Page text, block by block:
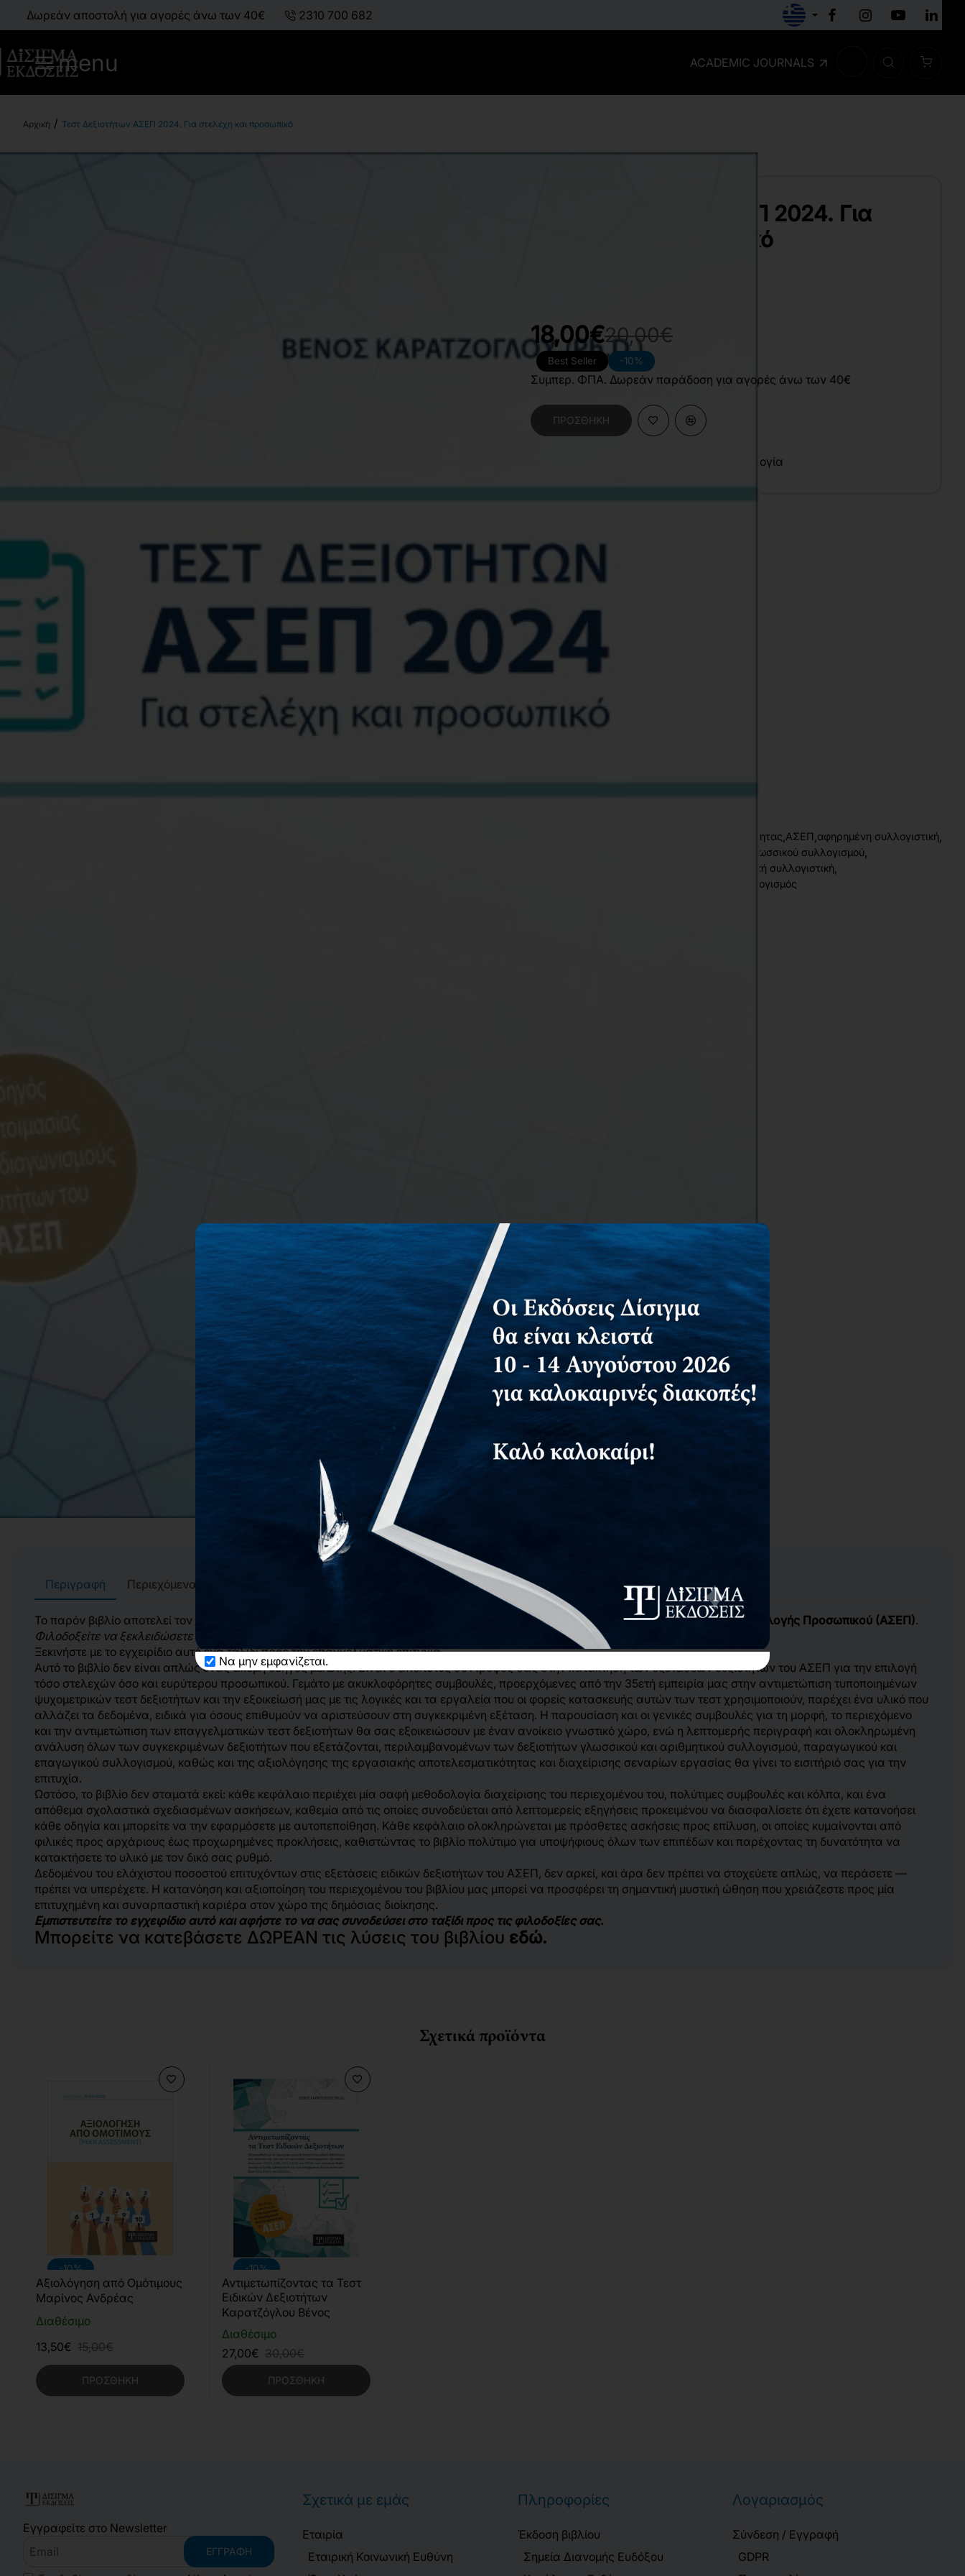
Να μην εμφανίζεται.
Δωρεάν αποστολή για αγορές άνω των 40€ 2310 700 682
menu ACADEMIC JOURNALS
Τεστ Δεξιοτήτων ΑΣΕΠ 2024. Για στελέχη και προσωπικό
Τεστ Δεξιοτήτων ΑΣΕΠ 2024. Για
στελέχη και προσωπικό
Best Seller -10%
18,00€20,00€
Συμπερ. ΦΠΑ. Δωρεάν παράδοση για αγορές άνω των 40€
ΠΡΟΣΘΉΚΗ
Ψυχολογία
Γλώσσα
Εσωτερικό Βιβλίου
Έτος Έκδοσης
Σελίδες
Συνοδευτικό Υλικό
ISBN
Αξιολόγηση εργασιακής αποτελεσματικότητας,ΑΣΕΠ,αφηρημένη συλλογιστική,
Δεξιότητες γλωσσικού συλλογισμού,
διαγραμματική συλλογιστική,
Επαγωγικός συλλογισμός
Περιγραφή Περιεχόμενα Αίτημα για δωρεάν αντίτυπο
Το παρόν βιβλίο αποτελεί τον απόλυτο οδηγό για να αντιμετωπίσετε με επιτυχία τις εξετάσεις δεξιοτήτων του Ανώτατου Συμβουλίου Επιλογής Προσωπικού (ΑΣΕΠ).
Φιλοδοξείτε να ξεκλειδώσετε πλήρως τις δυνατότητές σας και να εξασφαλίσετε την καριέρα των ονείρων σας στον δημόσιο τομέα;
Ξεκινήστε με το εγχειρίδιο αυτό ένα ταξίδι προς την επαγγελματική επιτυχία.
Αυτό το βιβλίο δεν είναι απλώς ένας ακόμη οδηγός μελέτης. Είναι ο απόλυτος σύντροφός σας στην κατάκτηση των εξετάσεων δεξιοτήτων του ΑΣΕΠ για την επιλογή
τόσο στελεχών όσο και ευρύτερου προσωπικού. Γεμάτο με ακυκλοφόρητες συμβουλές, προερχόμενες από την 35ετή εμπειρία μας στην αντιμετώπιση τυποποιημένων
ψυχομετρικών τεστ δεξιοτήτων και την εξοικείωσή μας με τις λογικές και τα εργαλεία που οι φορείς κατασκευής αυτών των τεστ χρησιμοποιούν, παρέχει ένα υλικό που
αλλάζει τα δεδομένα, ειδικά για όσους επιθυμούν να αριστεύσουν στη συγκεκριμένη εξέταση. Η παρουσίαση και οι γενικές συμβουλές για τη μορφή, το περιεχόμενο
και την αντιμετώπιση των επαγγελματικών τεστ δεξιοτήτων θα σας εξοικειώσουν με έναν ανοίκειο γνωστικό χώρο, ενώ η λεπτομερής περιγραφή και ολοκληρωμένη
ανάλυση όλων των συγκεκριμένων δεξιοτήτων που εξετάζονται, περιλαμβανομένων των δεξιοτήτων γλωσσικού και αριθμητικού συλλογισμού, παραγωγικού και
επαγωγικού συλλογισμού, καθώς και της αξιολόγησης της εργασιακής αποτελεσματικότητας και διαχείρισης σεναρίων εργασίας θα γίνει το εισιτήριό σας για την
επιτυχία.
Ωστόσο, το βιβλίο δεν σταματά εκεί: κάθε κεφάλαιο περιέχει μία σαφή μεθοδολογία διαχείρισης του περιεχομένου του, πολύτιμες συμβουλές και κόλπα, και ένα
απόθεμα σχολαστικά σχεδιασμένων ασκήσεων, καθεμία από τις οποίες συνοδεύεται από λεπτομερείς εξηγήσεις προκειμένου να διασφαλίσετε ότι έχετε κατανοήσει
κάθε οδηγία και μπορείτε να την εφαρμόσετε με αυτοπεποίθηση. Κάθε κεφάλαιο ολοκληρώνεται με πρόσθετες ασκήσεις προς επίλυση, οι οποίες κυμαίνονται από
φιλικές προς αρχάριους έως προχωρημένες προκλήσεις, καθιστώντας το βιβλίο πολύτιμο για υποψήφιους όλων των επιπέδων και παρέχοντας τη δυνατότητα να
κατακτήσετε το υλικό με τον δικό σας ρυθμό.
Δεδομένου του ελάχιστου ποσοστού επιτυχόντων στις εξετάσεις ειδικών δεξιοτήτων του ΑΣΕΠ, δεν αρκεί, και άρα δεν πρέπει να στοχεύετε απλώς, να περάσετε —
πρέπει να υπερέχετε. Η κατανόηση και αξιοποίηση του περιεχομένου του βιβλίου μας μπορεί να προσφέρει τη σημαντική μυστική ώθηση που χρειάζεστε προς μία
επιτυχημένη και συναρπαστική καριέρα στον χώρο της δημόσιας διοίκησης.
Εμπιστευτείτε το εγχειρίδιο αυτό και αφήστε το να σας συνοδεύσει στο ταξίδι προς τις φιλοδοξίες σας.
Μπορείτε να κατεβάσετε ΔΩΡΕΑΝ τις λύσεις του βιβλίου εδώ.
Σχετικά προϊόντα
-10%
Διαθέσιμο
Αξιολόγηση από Ομότιμους
Μαρίνος Ανδρέας
13,50€ 15,00€
ΠΡΟΣΘΉΚΗ
-10%
Διαθέσιμο
Αντιμετωπίζοντας τα Τεστ
Ειδικών Δεξιοτήτων
Καρατζόγλου Βένος
27,00€ 30,00€
ΠΡΟΣΘΉΚΗ
Εγγραφείτε στο Newsletter
ΕΓΓΡΑΦΉ
Σχετικά με εμάς
Εταιρία
Εταιρική Κοινωνική Ευθύνη
Πληροφορίες
Έκδοση βιβλίου
Σημεία Διανομής Ευδόξου
Λογαριασμός
Σύνδεση / Εγγραφή
GDPR